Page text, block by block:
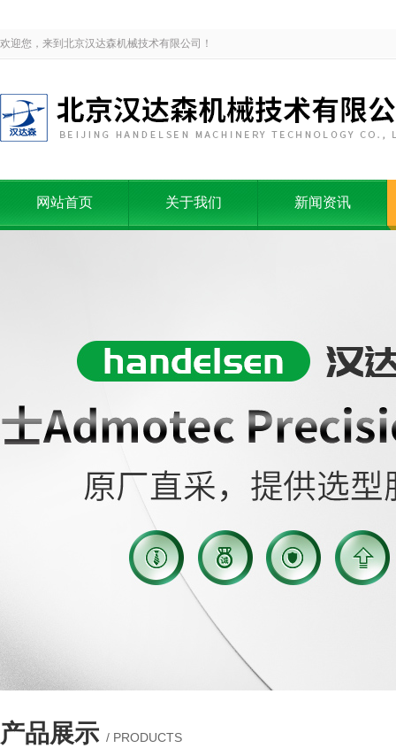
欢迎您，来到北京汉达森机械技术有限公司！
网站首页 关于我们 新闻资讯
产品展示 / PRODUCTS